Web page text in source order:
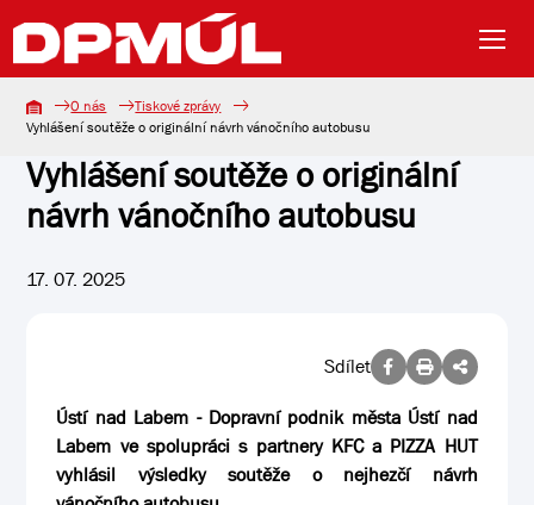
O nás
Tiskové zprávy
Vyhlášení soutěže o originální návrh vánočního autobusu
Vyhlášení soutěže o originální
návrh vánočního autobusu
17. 07. 2025
Sdílet
Ústí nad Labem - Dopravní podnik města Ústí nad
Labem ve spolupráci s partnery KFC a PIZZA HUT
vyhlásil výsledky soutěže o nejhezčí návrh